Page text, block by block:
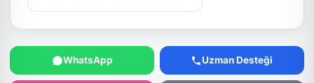
WhatsApp Uzman Desteği